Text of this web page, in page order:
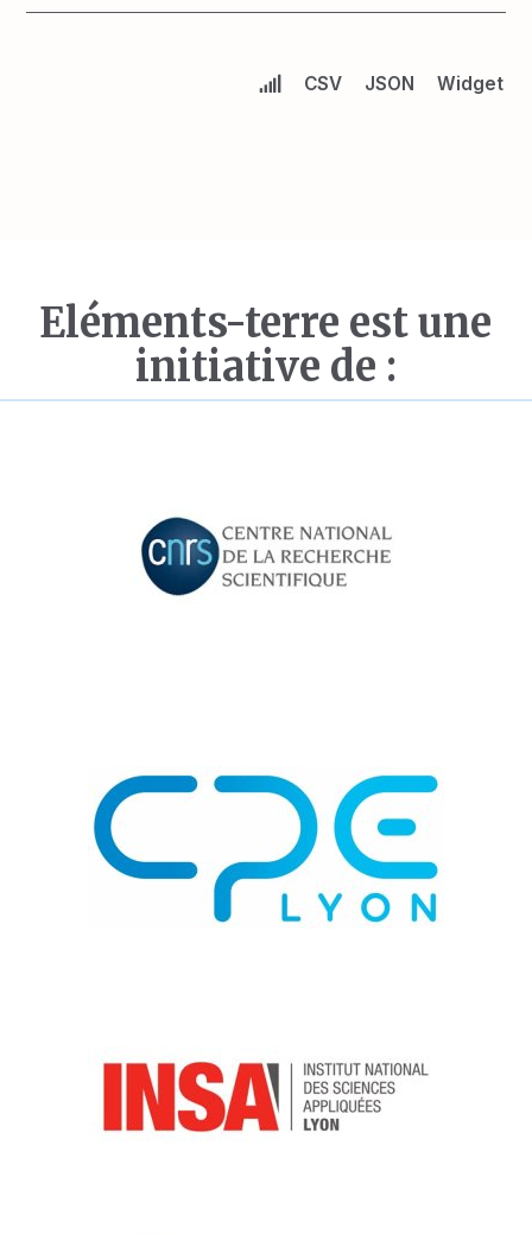
CSV JSON Widget
Eléments-terre est une
initiative de :